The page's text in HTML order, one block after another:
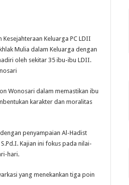
Keluarga PC LDII
Mulia dalam Keluarga dengan
oleh sekitar 35 ibu-ibu LDII.
Wonosari dalam memastikan ibu
karakter dan moralitas
penyampaian Al-Hadist
Kajian ini fokus pada nilai-
hari.
yang menekankan tiga poin